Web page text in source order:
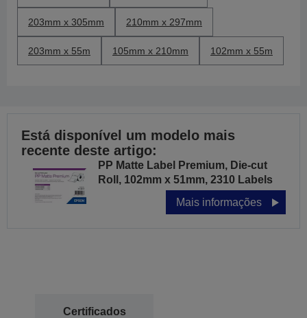
203mm x 305mm 210mm x 297mm
203mm x 55m 105mm x 210mm 102mm x 55m
Está disponível um modelo mais
recente deste artigo:
PP Matte Label Premium, Die-cut
Roll, 102mm x 51mm, 2310 Labels
Mais informações
Certificados